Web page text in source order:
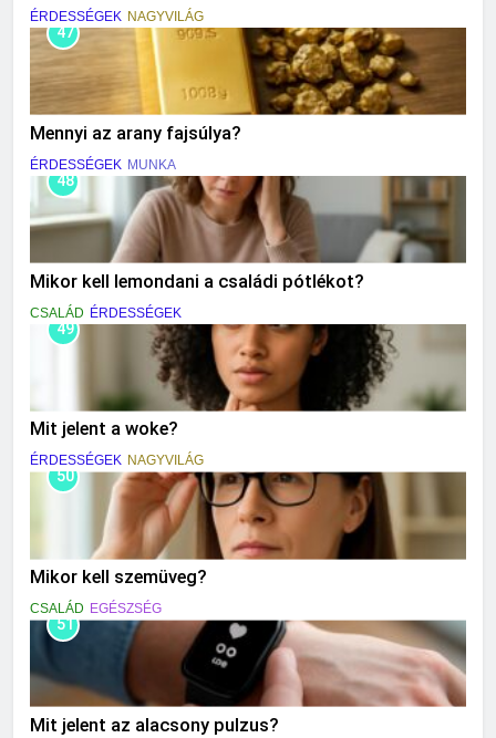
ÉRDESSÉGEK NAGYVILÁG
47
Mennyi az arany fajsúlya?
ÉRDESSÉGEK MUNKA
48
Mikor kell lemondani a családi pótlékot?
CSALÁD ÉRDESSÉGEK
49
Mit jelent a woke?
ÉRDESSÉGEK NAGYVILÁG
50
Mikor kell szemüveg?
CSALÁD EGÉSZSÉG
51
Mit jelent az alacsony pulzus?